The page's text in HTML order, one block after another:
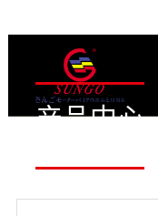
产品中心